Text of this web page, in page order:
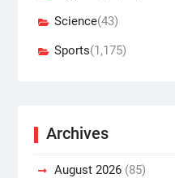
Science(43)
Sports(1,175)
Archives
August 2026(85)